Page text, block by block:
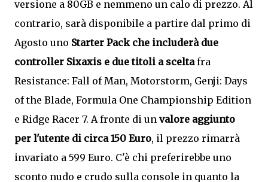
versione a 80GB e nemmeno un calo di prezzo. Al
contrario, sarà disponibile a partire dal primo di
Agosto uno Starter Pack che includerà due
controller Sixaxis e due titoli a sceltafra
Resistance: Fall of Man, Motorstorm, Genji: Days
of the Blade, Formula One Championship Edition
e Ridge Racer 7. A fronte di un valore aggiunto
per l'utente di circa 150 Euro, il prezzo rimarrà
invariato a 599 Euro. C'è chi preferirebbe uno
sconto nudo e crudo sulla console in quanto la